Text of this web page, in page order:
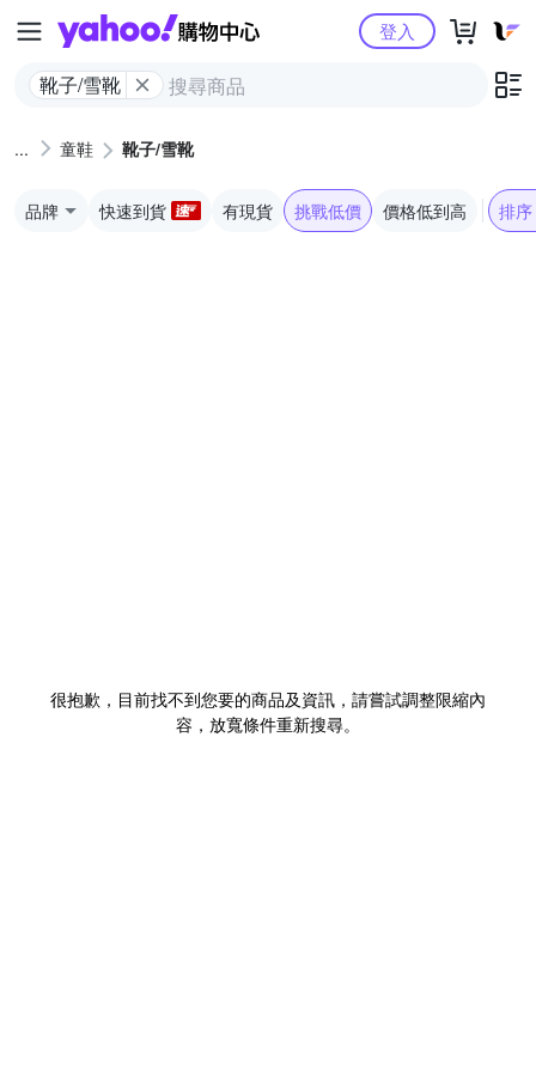
Yahoo購物中心
靴子/雪靴
登入
童鞋 靴子/雪靴
品牌 快速到貨 有現貨 挑戰低價 價格低到高 排序
很抱歉，目前找不到您要的商品及資訊，請嘗試調整限縮內
容，放寬條件重新搜尋。